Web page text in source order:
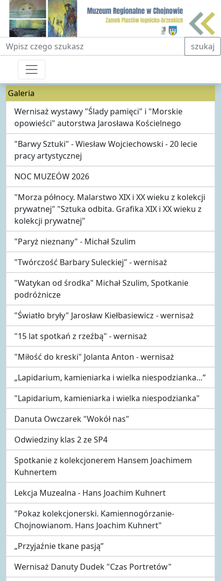
Fraza do wyszukiwania szukaj
Galeria
Wernisaż wystawy "Ślady pamięci" i "Morskie
opowieści" autorstwa Jarosława Kościelnego
"Barwy Sztuki" - Wiesław Wojciechowski - 20 lecie
pracy artystycznej
NOC MUZEÓW 2026
"Morza północy. Malarstwo XIX i XX wieku z kolekcji
prywatnej" "Sztuka odbita. Grafika XIX i XX wieku z
kolekcji prywatnej"
"Paryż nieznany" - Michał Szulim
"Twórczość Barbary Suleckiej" - wernisaż
"Watykan od środka" Michał Szulim, Spotkanie
podróżnicze
"Światło bryły" Jarosław Kiełbasiewicz - wernisaż
"15 lat spotkań z rzeźbą" - wernisaż
"Miłość do kreski" Jolanta Anton - wernisaż
„Lapidarium, kamieniarka i wielka niespodzianka…”
"Lapidarium, kamieniarka i wielka niespodzianka"
Danuta Owczarek "Wokół nas"
Odwiedziny klas 2 ze SP4
Spotkanie z kolekcjonerem Hansem Joachimem
Kuhnertem
Lekcja Muzealna - Hans Joachim Kuhnert
"Pokaz kolekcjonerski. Kamiennogórzanie-
Chojnowianom. Hans Joachim Kuhnert"
„Przyjaźnie tkane pasją”
Wernisaż Danuty Dudek "Czas Portretów"